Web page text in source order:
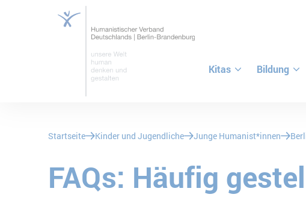
Kitas Bildung
Sie befinden sich hier:
Startseite Kinder und Jugendliche Junge Humanist*innen
FAQs: Häufig